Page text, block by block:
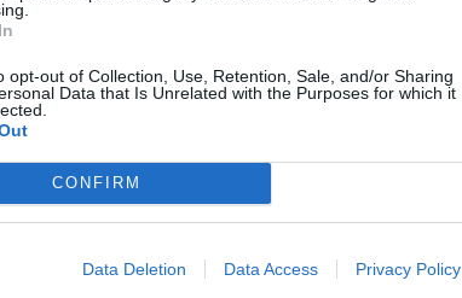
opt-out of Collection, Use, Retention, Sale, and/or Sharing
Data that Is Unrelated with the Purposes for which it
CONFIRM
Data Deletion Data Access Privacy Policy
ποιότητας, από εκείνα που δύσκολα
καμία εμπορική αξία. Κανείς δεν τα
κάπου.
τόσο η απώλεια των επίπλων όσο η
μέσα σε λίγες ημέρες.
συνειδητοποιούμε ότι δεν
αντικείμενα ούτε τις στιγμές.
ιδιαίτερη σημασία για εμάς.
μαντήλι. Μικρά πράγματα που
και στο παρόν.